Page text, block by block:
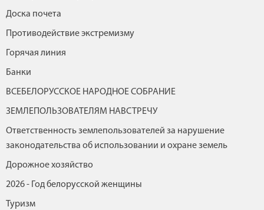
Доска почета
Противодействие экстремизму
Горячая линия
Банки
ВСЕБЕЛОРУССКОЕ НАРОДНОЕ СОБРАНИЕ
ЗЕМЛЕПОЛЬЗОВАТЕЛЯМ НАВСТРЕЧУ
Ответственность землепользователей за нарушение
законодательства об использовании и охране земель
Дорожное хозяйство
2026 - Год белорусской женщины
Туризм